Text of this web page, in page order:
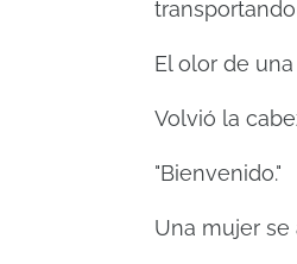
El olor de
Volvió la
"Bienvenido."
Una mujer